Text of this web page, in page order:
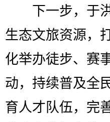
下一步，于洪
生态文旅资源，
化举办徒步、赛
动，持续普及全
育人才队伍，完